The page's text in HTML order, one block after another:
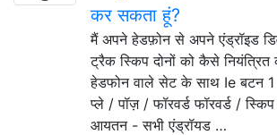
कर सकता हूं?
मैं अपने हेडफ़ोन से अपने एंड्रॉइड
ट्रैक स्किप दोनों को कैसे
हेडफोन वाले सेट के साथ Ie बटन
प्ले / पॉज़ / फॉरवर्ड फॉरवर्ड /
आयतन - सभी एंड्रॉयड …